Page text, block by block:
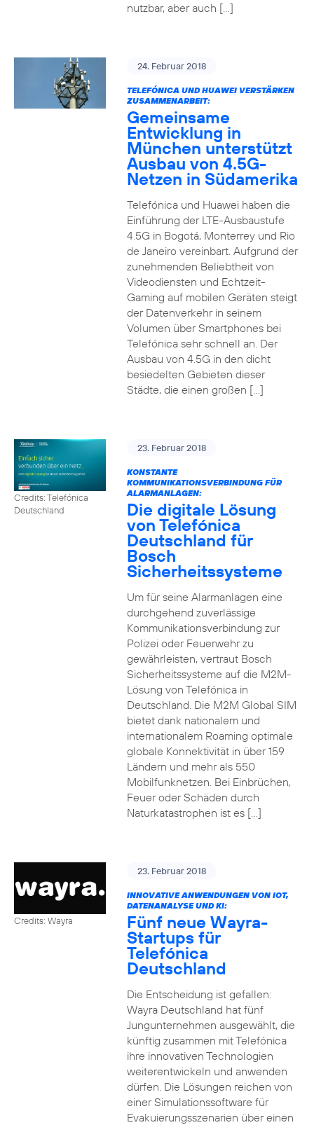
nutzbar, aber auch […]
24. Februar 2018
TELEFÓNICA UND HUAWEI VERSTÄRKEN
ZUSAMMENARBEIT:
Gemeinsame
Entwicklung in
München unterstützt
Ausbau von 4.5G-
Netzen in Südamerika
Telefónica und Huawei haben die
Einführung der LTE-Ausbaustufe
4.5G in Bogotá, Monterrey und Rio
de Janeiro vereinbart. Aufgrund der
zunehmenden Beliebtheit von
Videodiensten und Echtzeit-
Gaming auf mobilen Geräten steigt
der Datenverkehr in seinem
Volumen über Smartphones bei
Telefónica sehr schnell an. Der
Ausbau von 4.5G in den dicht
besiedelten Gebieten dieser
Städte, die einen großen […]
Credits: Telefónica
Deutschland
23. Februar 2018
KONSTANTE
KOMMUNIKATIONSVERBINDUNG FÜR
ALARMANLAGEN:
Die digitale Lösung
von Telefónica
Deutschland für
Bosch
Sicherheitssysteme
Um für seine Alarmanlagen eine
durchgehend zuverlässige
Kommunikationsverbindung zur
Polizei oder Feuerwehr zu
gewährleisten, vertraut Bosch
Sicherheitssysteme auf die M2M-
Lösung von Telefónica in
Deutschland. Die M2M Global SIM
bietet dank nationalem und
internationalem Roaming optimale
globale Konnektivität in über 159
Ländern und mehr als 550
Mobilfunknetzen. Bei Einbrüchen,
Feuer oder Schäden durch
Naturkatastrophen ist es […]
Credits: Wayra
23. Februar 2018
INNOVATIVE ANWENDUNGEN VON IOT,
DATENANALYSE UND KI:
Fünf neue Wayra-
Startups für
Telefónica
Deutschland
Die Entscheidung ist gefallen:
Wayra Deutschland hat fünf
Jungunternehmen ausgewählt, die
künftig zusammen mit Telefónica
ihre innovativen Technologien
weiterentwickeln und anwenden
dürfen. Die Lösungen reichen von
einer Simulationssoftware für
Evakuierungsszenarien über einen